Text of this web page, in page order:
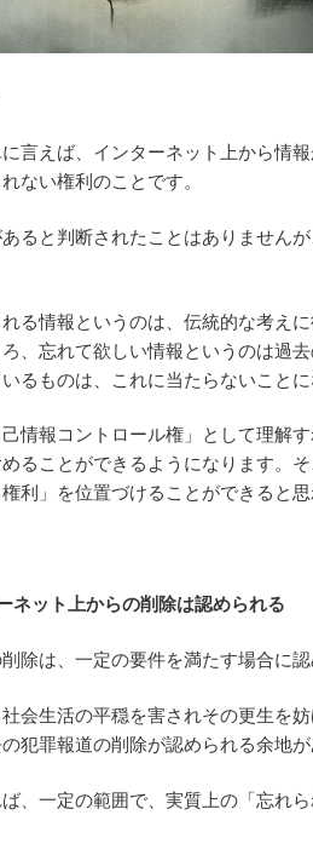
言えば、インターネット上から情
ない権利のことです。
ると判断されたことはありません
る情報というのは、伝統的な考え
、忘れて欲しい情報というのは過
るものは、これに当たらないことに
情報コントロール権」として理解
ることができるようになります。そ
利」を位置づけることができると思
ネット上からの削除は認められる
除は、一定の要件を満たす場合に認
会生活の平穏を害されその更生を
犯罪報道の削除が認められる余地が
、一定の範囲で、実質上の「忘れ